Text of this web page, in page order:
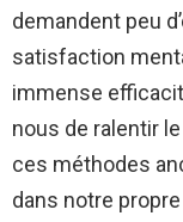
demandent peu
satisfaction
immense
nous de ralentir
ces méthodes
dans notre